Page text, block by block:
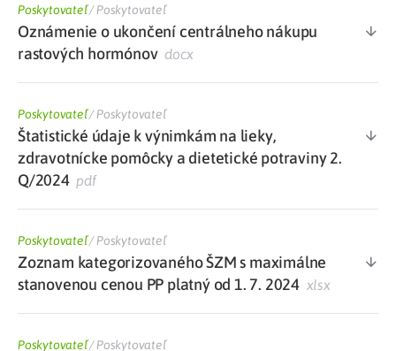
Poskytovateľ/Poskytovateľ
Oznámenie o ukončení centrálneho nákupu
rastových hormónovdocx
Poskytovateľ/Poskytovateľ
Štatistické údaje k výnimkám na lieky,
zdravotnícke pomôcky a dietetické potraviny 2.
Q/2024pdf
Poskytovateľ/Poskytovateľ
Zoznam kategorizovaného ŠZM s maximálne
stanovenou cenou PP platný od 1. 7. 2024 xlsx
Poskytovateľ/Poskytovateľ